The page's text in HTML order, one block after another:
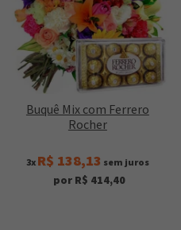
Buquê Mix com Ferrero
Rocher
3x R$ 138,13 sem juros
por R$ 414,40